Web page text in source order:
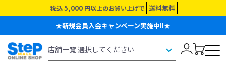
税込 5,000 円以上のお買い上げで 送料無料
★新規会員入会キャンペーン実施中!!★